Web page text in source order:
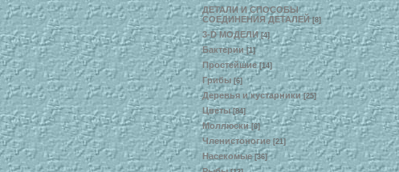
ДЕТАЛИ И СПОСОБЫ
СОЕДИНЕНИЯ ДЕТАЛЕЙ [8]
3-D МОДЕЛИ [4]
Бактерии [1]
Простейшие [14]
Грибы [6]
Деревья и кустарники [25]
Цветы [84]
Моллюски [6]
Членистоногие [21]
Насекомые [36]